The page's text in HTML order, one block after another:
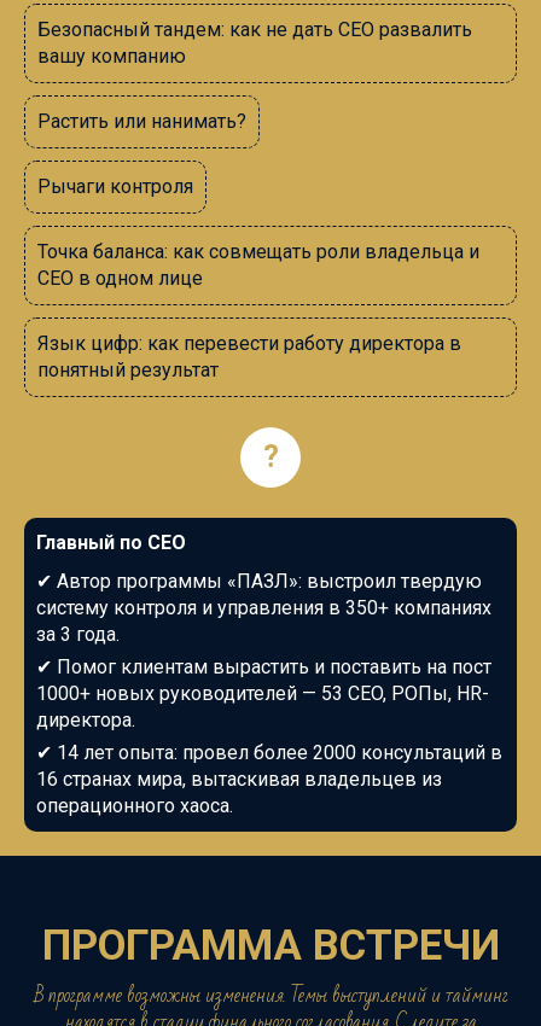
Безопасный тандем: как не дать СЕО развалить
вашу компанию
Растить или нанимать?
Рычаги контроля
Точка баланса: как совмещать роли владельца и
СЕО в одном лице
Язык цифр: как перевести работу директора в
понятный результат
?
Главный по СЕО
✔ Автор программы «ПАЗЛ»: выстроил твердую
систему контроля и управления в 350+ компаниях
за 3 года.
✔ Помог клиентам вырастить и поставить на пост
1000+ новых руководителей — 53 CEO, РОПы, HR-
директора.
✔ 14 лет опыта: провел более 2000 консультаций в
16 странах мира, вытаскивая владельцев из
операционного хаоса.
ПРОГРАММА ВСТРЕЧИ
В программе возможны изменения. Темы выступлений и тайминг